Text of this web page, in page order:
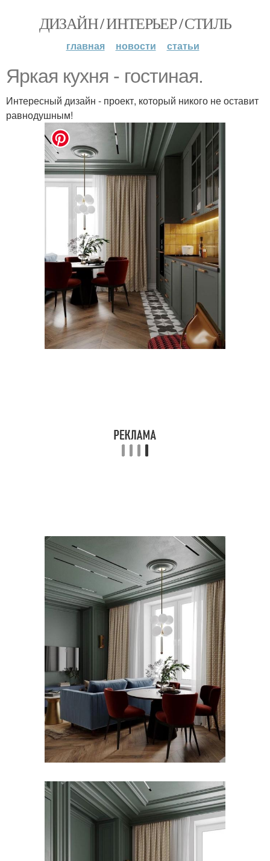
ДИЗАЙН / ИНТЕРЬЕР / СТИЛЬ
главная новости статьи
Яркая кухня - гостиная.
Интересный дизайн - проект, который никого не оставит
равнодушным!